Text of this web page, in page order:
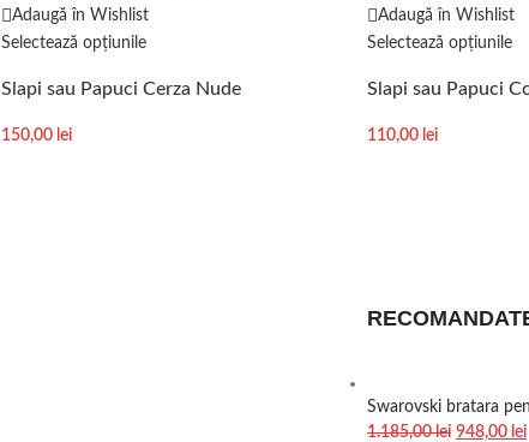
Adaugă în Wishlist
Selectează opțiunile
Slapi sau Papuci Cerza Nude
150,00 lei
Adaugă în Wishlist
Selectează opțiunile
Slapi sau Papuci
110,00 lei
Swarovski bratara
1.185,00lei 948,00 lei